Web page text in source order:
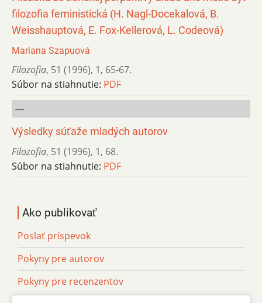
filozofia feministická (H. Nagl-Docekalová, B.
Weisshauptová, E. Fox-Kellerová, L. Codeová)
Mariana Szapuová
Filozofia, 51 (1996), 1, 65-67.
Súbor na stiahnutie: PDF
---
Výsledky súťaže mladých autorov
Filozofia, 51 (1996), 1, 68.
Súbor na stiahnutie: PDF
Ako publikovať
Poslať príspevok
Pokyny pre autorov
Pokyny pre recenzentov